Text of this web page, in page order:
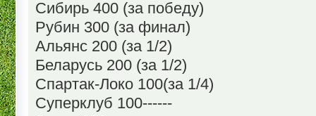
Сибирь 400 (за победу)
Рубин 300 (за финал)
Альянс 200 (за 1/2)
Беларусь 200 (за 1/2)
Спартак-Локо 100(за 1/4)
Суперклуб 100------